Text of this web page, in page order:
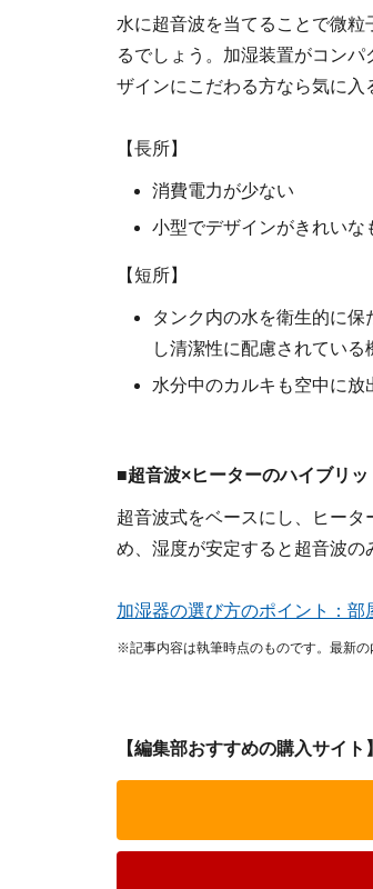
水に超音波を当てることで微
るでしょう。加湿装置がコン
ザインにこだわる方なら気に入
【長所】
消費電力が少ない
小型でデザインがきれいな
【短所】
タンク内の水を衛生的に
し清潔性に配慮されている
水分中のカルキも空中に
■超音波×ヒーターのハイブリ
超音波式をベースにし、ヒー
め、湿度が安定すると超音波の
加湿器の選び方のポイント：
※記事内容は執筆時点のものです。最新の
【編集部おすすめの購入サイト】